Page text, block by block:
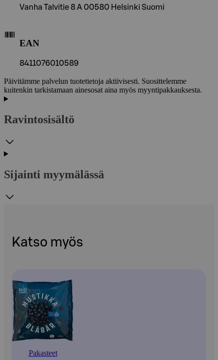
Vanha Talvitie 8 A 00580 Helsinki Suomi
EAN
8411076010589
Päivitämme palvelun tuotetietoja aktiivisesti. Suosittelemme
kuitenkin tarkistamaan ainesosat aina myös myyntipakkauksesta.
Ravintosisältö
Sijainti myymälässä
Katso myös
Pakasteet